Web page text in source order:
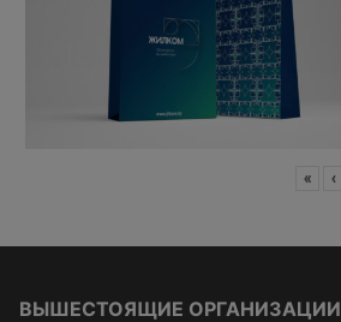
« ‹
ВЫШЕСТОЯЩИЕ ОРГАНИЗАЦИИ